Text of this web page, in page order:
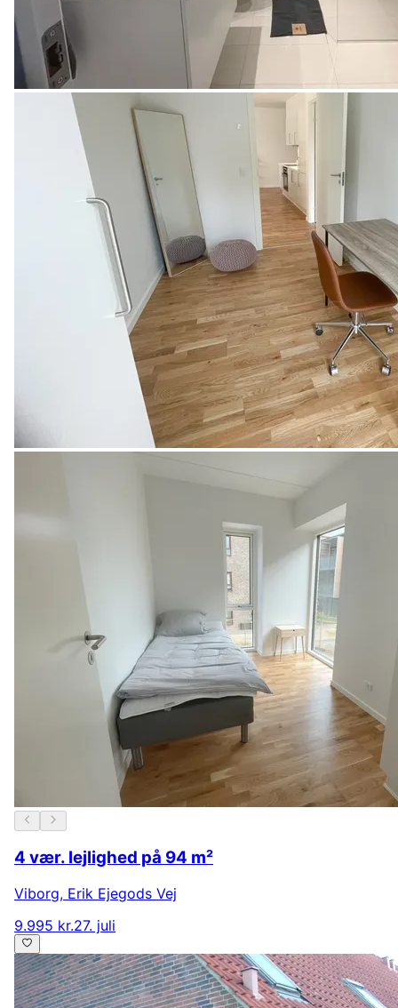
4 vær. lejlighed på 94 m²
Viborg, Erik Ejegods Vej
9.995 kr.27. juli